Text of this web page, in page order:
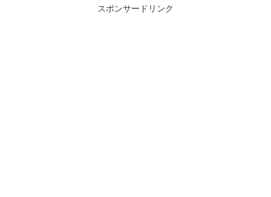
スポンサードリンク